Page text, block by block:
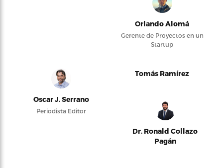
Orlando Alomá
Gerente de Proyectos en un
Startup
Oscar J. Serrano
Periodista Editor
Tomás Ramírez
Dr. Ronald Collazo
Pagán